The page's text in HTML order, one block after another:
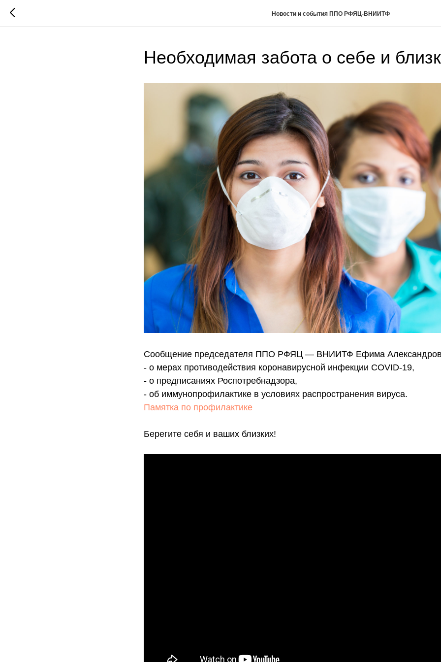
Новости и события ППО РФЯЦ-ВНИИТФ
Необходимая забота о себе и
Сообщение председателя ППО РФЯЦ — ВНИИТФ Ефима
- о мерах противодействия коронавирусной инфекции COVID-19,
- о предписаниях Роспотребнадзора,
- об иммунопрофилактике в условиях распространения вируса.
Памятка по профилактике
Берегите себя и ваших близких!